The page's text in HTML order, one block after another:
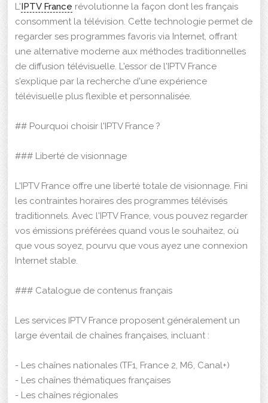
L'IPTV France révolutionne la façon dont les français
consomment la télévision. Cette technologie permet de
regarder ses programmes favoris via Internet, offrant
une alternative moderne aux méthodes traditionnelles
de diffusion télévisuelle. L'essor de l'IPTV France
s'explique par la recherche d'une expérience
télévisuelle plus flexible et personnalisée.
## Pourquoi choisir l'IPTV France ?
### Liberté de visionnage
L'IPTV France offre une liberté totale de visionnage. Fini
les contraintes horaires des programmes télévisés
traditionnels. Avec l'IPTV France, vous pouvez regarder
vos émissions préférées quand vous le souhaitez, où
que vous soyez, pourvu que vous ayez une connexion
Internet stable.
### Catalogue de contenus français
Les services IPTV France proposent généralement un
large éventail de chaînes françaises, incluant :
- Les chaînes nationales (TF1, France 2, M6, Canal+)
- Les chaînes thématiques françaises
- Les chaînes régionales